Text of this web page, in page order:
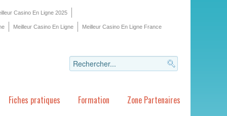
Casino En Ligne 2025
Meilleur Casino En Ligne Meilleur Casino En Ligne France
Fiches pratiques Formation Zone Partenaires